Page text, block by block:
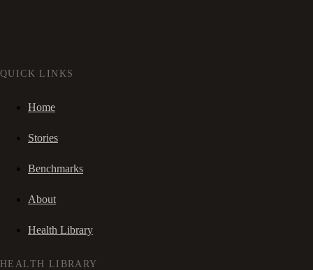
QUICK LINKS
Home
Stories
Benchmarks
About
Health Library
HEALTH LIBRARY